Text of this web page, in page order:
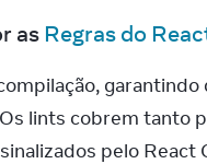
as Regras do
garantindo
lints cobrem tanto
pelo React